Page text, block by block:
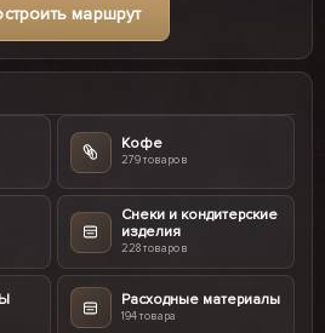
маршрут
Кофе
279 товаров
Снеки и кондитерские
изделия
228 товаров
Расходные материалы
194 товара